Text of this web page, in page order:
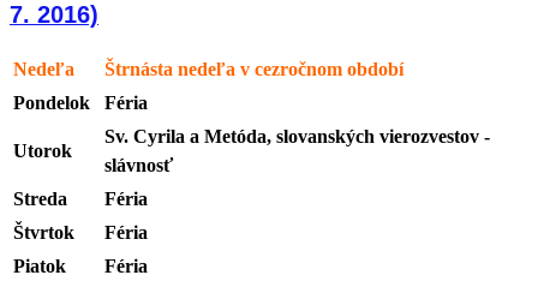
7. 2016)
Nedeľa
Štrnásta nedeľa v cezročnom období
Pondelok
Féria
Utorok
Sv. Cyrila a Metóda, slovanských vierozvestov -
slávnosť
Streda
Féria
Štvrtok
Féria
Piatok
Féria